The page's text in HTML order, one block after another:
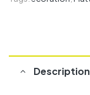
Description